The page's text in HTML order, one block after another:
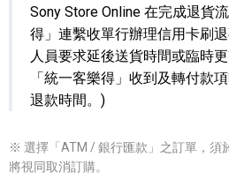
Sony Store Online 在完成退貨
得」連繫收單行辦理信用卡刷
人員要求延後送貨時間或臨時
「統一客樂得」收到及轉付款
退款時間。)
※ 選擇「ATM / 銀行匯款」之訂單，須
將視同取消訂購。